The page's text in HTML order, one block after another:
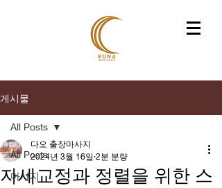
게시물
All Posts
마사지
All Posts
자세교정과 정렬을 위한 스
다오 출장마사지
2024년 3월 16일 2분 분량